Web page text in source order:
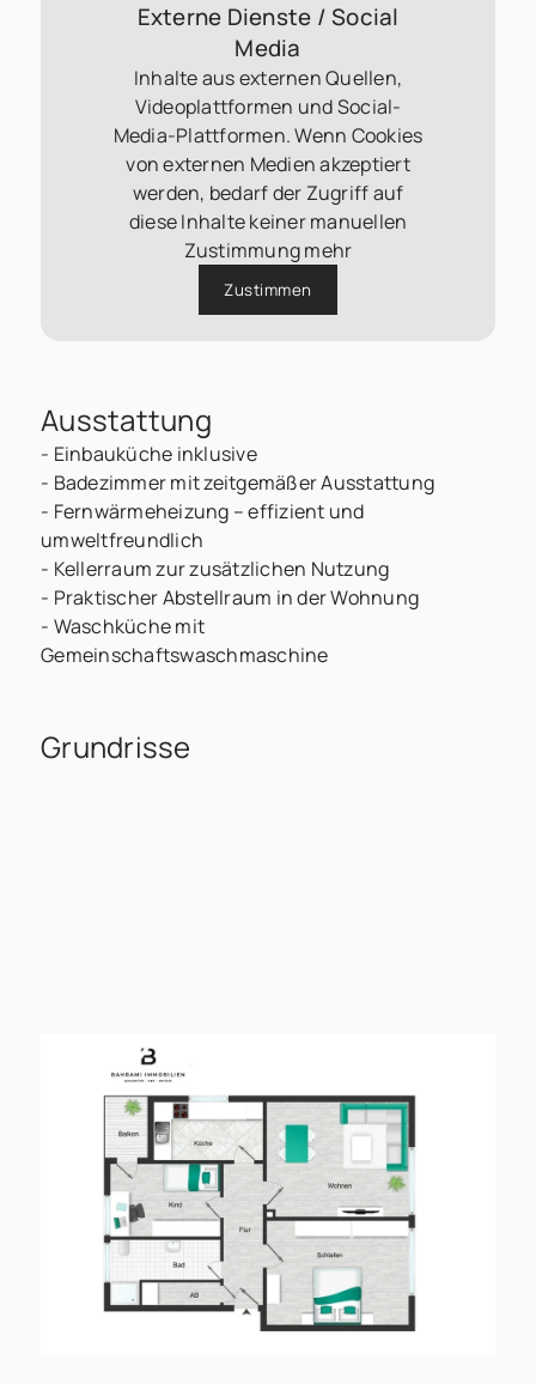
Externe Dienste / Social
Media
Inhalte aus externen Quellen,
Videoplattformen und Social-
Media-Plattformen. Wenn Cookies
von externen Medien akzeptiert
werden, bedarf der Zugriff auf
diese Inhalte keiner manuellen
Zustimmung mehr
Zustimmen
Ausstattung
- Einbauküche inklusive
- Badezimmer mit zeitgemäßer Ausstattung
- Fernwärmeheizung – effizient und
umweltfreundlich
- Kellerraum zur zusätzlichen Nutzung
- Praktischer Abstellraum in der Wohnung
- Waschküche mit
Gemeinschaftswaschmaschine
Grundrisse